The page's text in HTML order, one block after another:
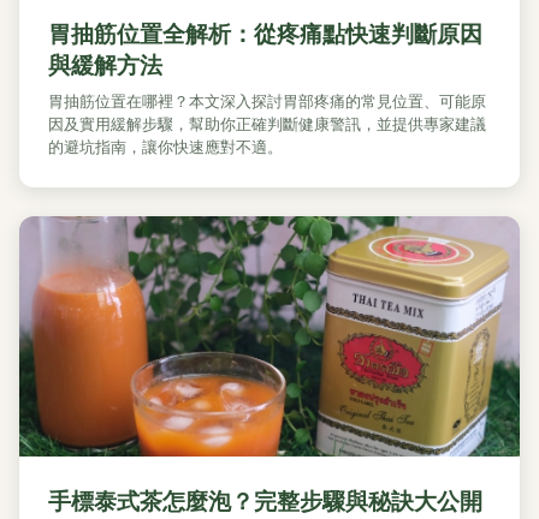
胃抽筋位置全解析：從疼痛點快速判斷原因
與緩解方法
胃抽筋位置在哪裡？本文深入探討胃部疼痛的常見位置、可能原
因及實用緩解步驟，幫助你正確判斷健康警訊，並提供專家建議
的避坑指南，讓你快速應對不適。
手標泰式茶怎麼泡？完整步驟與秘訣大公開